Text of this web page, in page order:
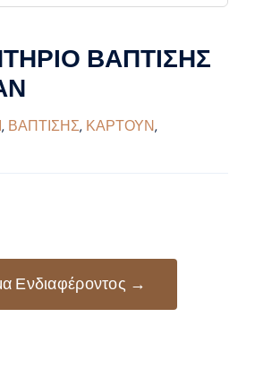
ΒΑΠΤΙΣΗΣ
, ΒΑΠΤΙΣΗΣ, ΚΑΡΤΟΥΝ,
Ενδιαφέροντος →